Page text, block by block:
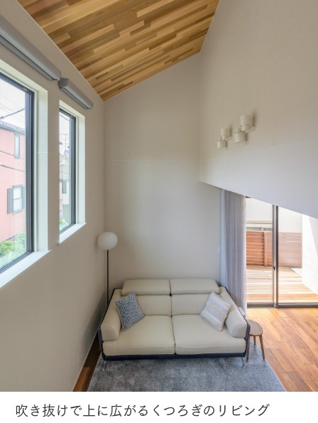
吹き抜けで上に広がるくつろぎのリビング